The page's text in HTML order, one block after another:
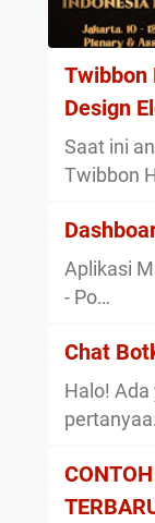
Twibbon
Design
Saat ini
Twibbon
Aplikasi
- Po…
Chat
Halo!